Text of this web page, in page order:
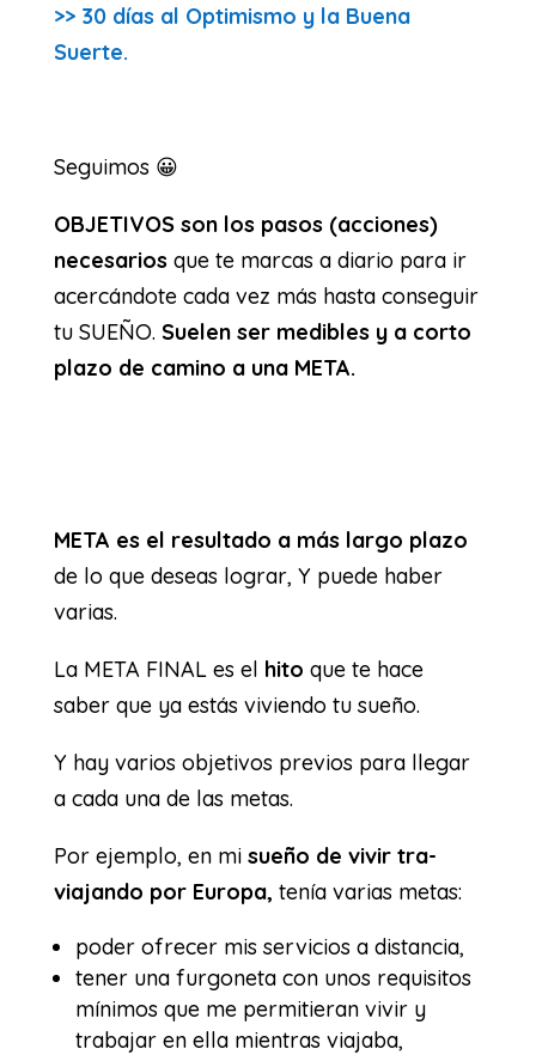
>> 30 días al Optimismo y la Buena
Suerte.
Seguimos 😀
OBJETIVOS son los pasos (acciones)
necesarios que te marcas a diario para ir
acercándote cada vez más hasta conseguir
tu SUEÑO. Suelen ser medibles y a corto
plazo de camino a una META.
META es el resultado a más largo plazo
de lo que deseas lograr, Y puede haber
varias.
La META FINAL es el hito que te hace
saber que ya estás viviendo tu sueño.
Y hay varios objetivos previos para llegar
a cada una de las metas.
Por ejemplo, en mi sueño de vivir tra-
viajando por Europa, tenía varias metas:
poder ofrecer mis servicios a distancia,
tener una furgoneta con unos requisitos
mínimos que me permitieran vivir y
trabajar en ella mientras viajaba,